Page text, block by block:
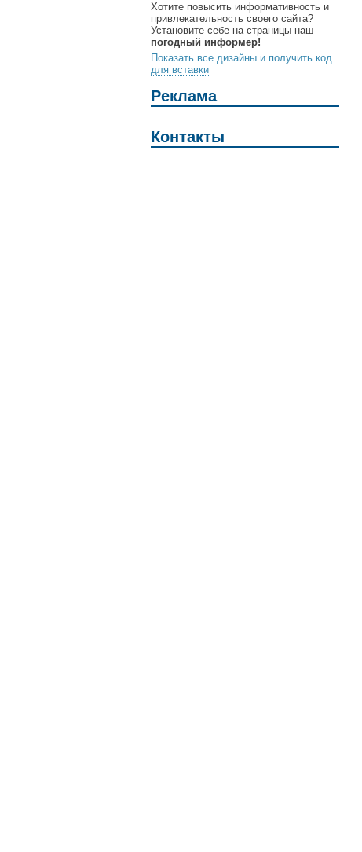
Хотите повысить информативность и
привлекательность своего сайта?
Установите себе на страницы наш
погодный информер!
Показать все дизайны и получить код
для вставки
Реклама
Контакты